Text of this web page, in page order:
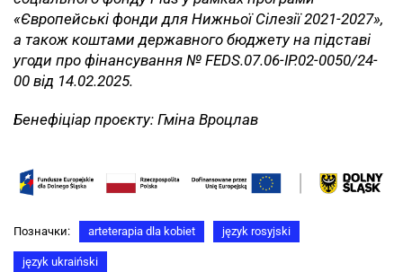
«Європейські фонди для Нижньої Сілезії 2021-2027»,
а також коштами державного бюджету на підставі
угоди про фінансування № FEDS.07.06-IP.02-0050/24-
00 від 14.02.2025.
Бенефіціар проєкту: Гміна Вроцлав
Позначки: arteterapia dla kobiet język rosyjski
język ukraiński